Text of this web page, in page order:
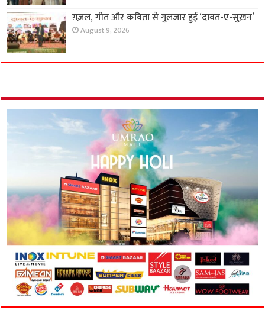
ग़ज़ल, गीत और कविता से गुलजार हुई ‘दावत-ए-सुख़न’
August 9, 2026